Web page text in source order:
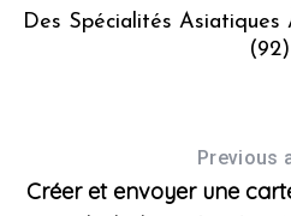
Des Spécialités
(92)
Previous
Créer et envoyer une